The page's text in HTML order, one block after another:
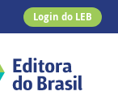
Login do LEB